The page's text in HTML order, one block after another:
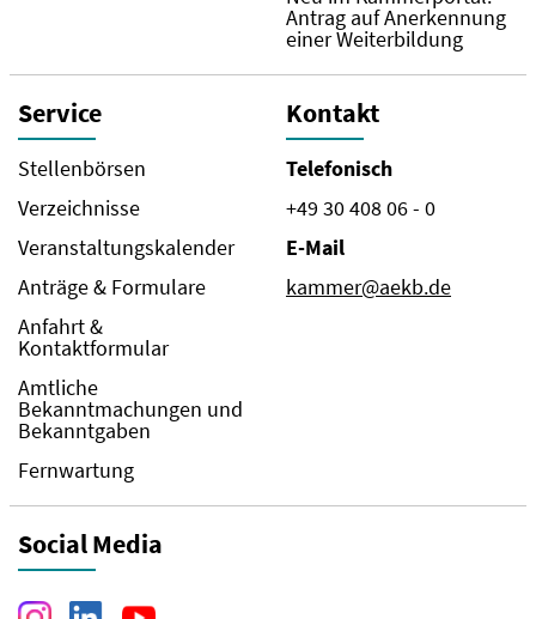
Antrag auf Anerkennung
einer Weiterbildung
Service
Stellenbörsen
Verzeichnisse
Veranstaltungskalender
Anträge & Formulare
Anfahrt &
Kontaktformular
Amtliche
Bekanntmachungen und
Bekanntgaben
Fernwartung
Kontakt
Telefonisch
+49 30 408 06 - 0
E-Mail
kammer@aekb.de
Social Media